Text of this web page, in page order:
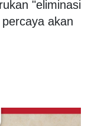
"eliminasi
akan